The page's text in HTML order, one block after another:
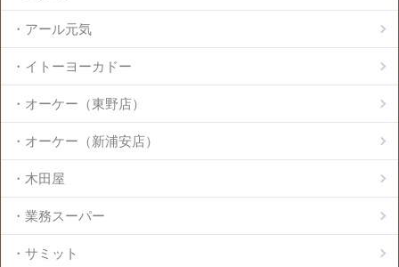
・アール元気
・イトーヨーカドー
・オーケー（東野店）
・オーケー（新浦安店）
・木田屋
・業務スーパー
・サミット